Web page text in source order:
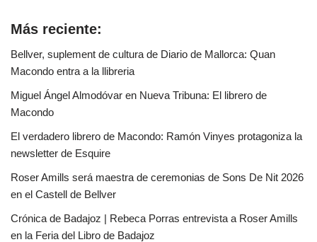
Más reciente:
Bellver, suplement de cultura de Diario de Mallorca: Quan
Macondo entra a la llibreria
Miguel Ángel Almodóvar en Nueva Tribuna: El librero de
Macondo
El verdadero librero de Macondo: Ramón Vinyes protagoniza la
newsletter de Esquire
Roser Amills será maestra de ceremonias de Sons De Nit 2026
en el Castell de Bellver
Crónica de Badajoz | Rebeca Porras entrevista a Roser Amills
en la Feria del Libro de Badajoz